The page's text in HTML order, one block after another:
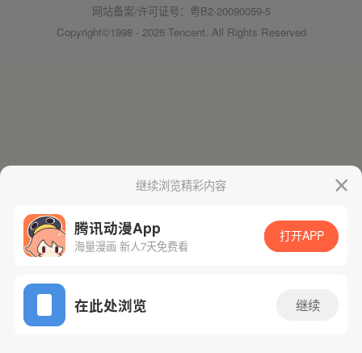
继续浏览精彩内容
腾讯动漫App
海量漫画 新人7天免费看
打开APP
在此处浏览 继续
网站备案/许可证号：粤B2-20090059-5
Copyright©1998 - 2026 Tencent. All Rights Reserved